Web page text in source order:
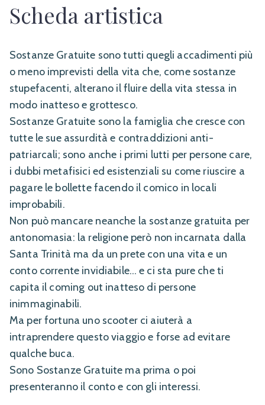
Scheda artistica
Sostanze Gratuite sono tutti quegli accadimenti più
o meno imprevisti della vita che, come sostanze
stupefacenti, alterano il fluire della vita stessa in
modo inatteso e grottesco.
Sostanze Gratuite sono la famiglia che cresce con
tutte le sue assurdità e contraddizioni anti-
patriarcali; sono anche i primi lutti per persone care,
i dubbi metafisici ed esistenziali su come riuscire a
pagare le bollette facendo il comico in locali
improbabili.
Non può mancare neanche la sostanze gratuita per
antonomasia: la religione però non incarnata dalla
Santa Trinità ma da un prete con una vita e un
conto corrente invidiabile… e ci sta pure che ti
capita il coming out inatteso di persone
inimmaginabili.
Ma per fortuna uno scooter ci aiuterà a
intraprendere questo viaggio e forse ad evitare
qualche buca.
Sono Sostanze Gratuite ma prima o poi
presenteranno il conto e con gli interessi.